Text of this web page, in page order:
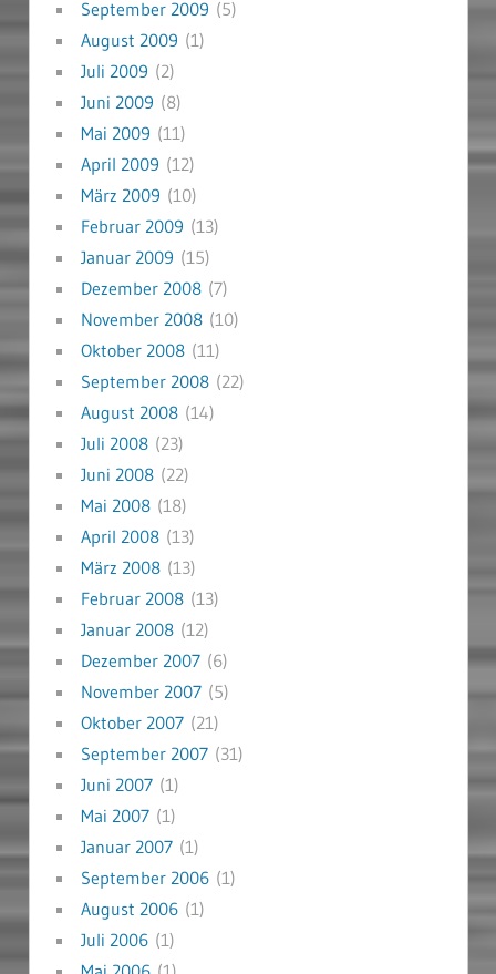
September 2009 (5)
August 2009 (1)
Juli 2009 (2)
Juni 2009 (8)
Mai 2009 (11)
April 2009 (12)
März 2009 (10)
Februar 2009 (13)
Januar 2009 (15)
Dezember 2008(7)
November 2008(10)
Oktober 2008(11)
September 2008(22)
August 2008(14)
Juli 2008(23)
Juni 2008(22)
Mai 2008(18)
April 2008(13)
März 2008(13)
Februar 2008(13)
Januar 2008(12)
Dezember 2007(6)
November 2007(5)
Oktober 2007(21)
September 2007(31)
Juni 2007(1)
Mai 2007(1)
Januar 2007(1)
September 2006(1)
August 2006(1)
Juli 2006(1)